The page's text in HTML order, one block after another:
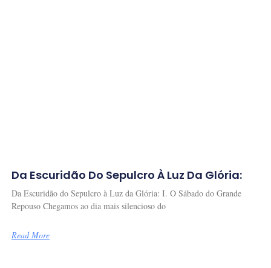
Da Escuridão Do Sepulcro À Luz Da Glória:
Da Escuridão do Sepulcro à Luz da Glória: I. O Sábado do Grande
Repouso Chegamos ao dia mais silencioso do
Read More